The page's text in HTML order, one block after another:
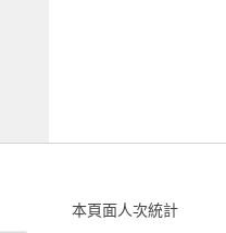
本頁面人次統計